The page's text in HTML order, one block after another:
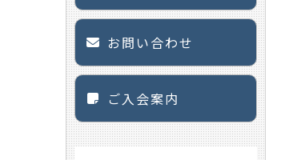
お問い合わせ
ご入会案内